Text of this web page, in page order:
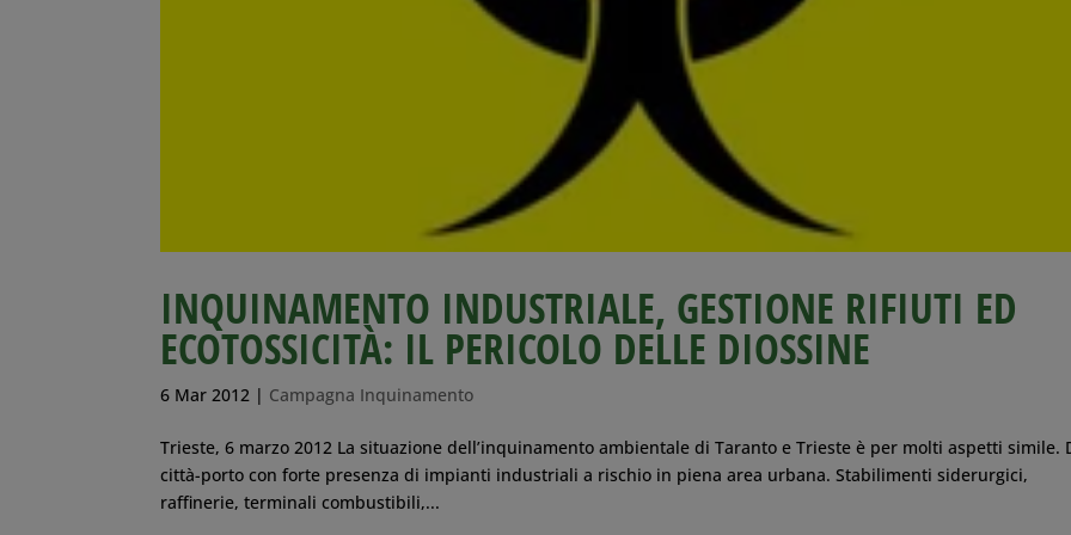
INQUINAMENTO INDUSTRIALE, GESTIONE RIFIUTI ED
ECOTOSSICITÀ: IL PERICOLO DELLE DIOSSINE
6 Mar 2012 | Campagna Inquinamento
Trieste, 6 marzo 2012 La situazione dell’inquinamento ambientale di Taranto e Trieste è per molti aspetti simile.
città-porto con forte presenza di impianti industriali a rischio in piena area urbana. Stabilimenti siderurgici,
raffinerie, terminali combustibili,...